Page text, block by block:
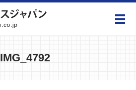
メ
IMG_4792